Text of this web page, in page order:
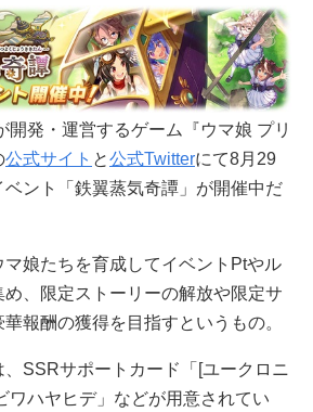
発・運営するゲーム『ウマ娘 プリ
公式サイト と公式Twitterにて8月29
ベント「鉄翼蒸気奇譚」が開催中だ
娘たちを育成してイベントPtやル
、限定ストーリーの解放や限定サ
報酬の獲得を目指すというもの。
SSRサポートカード「[ユークロニ
ワハヤヒデ」などが用意されてい